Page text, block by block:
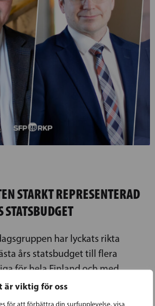
viktig för oss
för att förbättra din surfupplevelse, visa
STARKT REPRESENTERAD
STATSBUDGET
har lyckats rikta
års statsbudget till flera
för hela Finland och med
Även i år har de